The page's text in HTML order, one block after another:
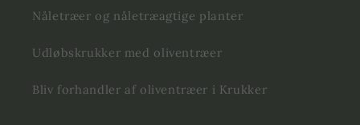
Nåletræer og nåletræagtige planter
Udløbskrukker med oliventræer
Bliv forhandler af oliventræer i Krukker